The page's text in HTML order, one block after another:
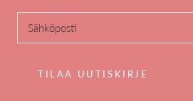
TILAA UUTISKIRJE